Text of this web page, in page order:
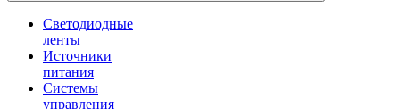
Светодиодные
ленты
Источники
питания
Системы
управления